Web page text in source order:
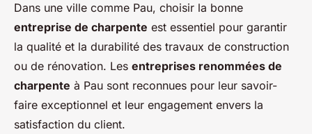
Dans une ville comme Pau, choisir la bonne
entreprise de charpente est essentiel pour garantir
la qualité et la durabilité des travaux de construction
ou de rénovation. Les entreprises renommées de
charpente à Pau sont reconnues pour leur savoir-
faire exceptionnel et leur engagement envers la
satisfaction du client.